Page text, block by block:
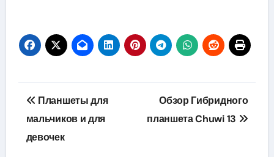
Навигация
по
записям
Планшеты для
мальчиков и для
девочек
Обзор Гибридного
планшета Chuwi 13